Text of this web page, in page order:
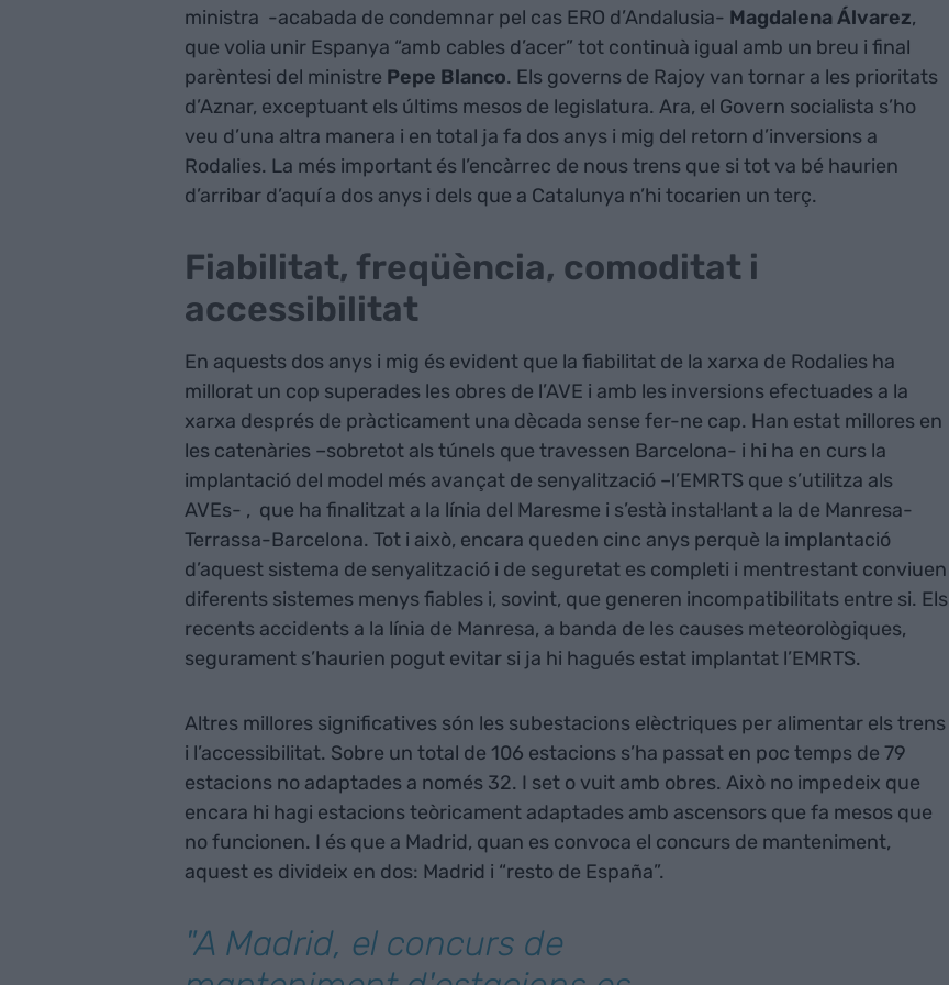
ministra -acabada de condemnar pel cas ERO d’Andalusia- Magdalena Álvarez,
que volia unir Espanya “amb cables d’acer” tot continuà igual amb un breu i final
parèntesi del ministre Pepe Blanco. Els governs de Rajoy van tornar a les prioritats
d’Aznar, exceptuant els últims mesos de legislatura. Ara, el Govern socialista s’ho
veu d’una altra manera i en total ja fa dos anys i mig del retorn d’inversions a
Rodalies. La més important és l’encàrrec de nous trens que si tot va bé haurien
d’arribar d’aquí a dos anys i dels que a Catalunya n’hi tocarien un terç.
Fiabilitat, freqüència, comoditat i
accessibilitat
En aquests dos anys i mig és evident que la fiabilitat de la xarxa de Rodalies ha
millorat un cop superades les obres de l’AVE i amb les inversions efectuades a la
xarxa després de pràcticament una dècada sense fer-ne cap. Han estat millores en
les catenàries –sobretot als túnels que travessen Barcelona- i hi ha en curs la
implantació del model més avançat de senyalització –l’EMRTS que s’utilitza als
AVEs- , que ha finalitzat a la línia del Maresme i s’està instal·lant a la de Manresa-
Terrassa-Barcelona. Tot i això, encara queden cinc anys perquè la implantació
d’aquest sistema de senyalització i de seguretat es completi i mentrestant conviuen
diferents sistemes menys fiables i, sovint, que generen incompatibilitats entre si. Els
recents accidents a la línia de Manresa, a banda de les causes meteorològiques,
segurament s’haurien pogut evitar si ja hi hagués estat implantat l’EMRTS.
Altres millores significatives són les subestacions elèctriques per alimentar els trens
i l’accessibilitat. Sobre un total de 106 estacions s’ha passat en poc temps de 79
estacions no adaptades a només 32. I set o vuit amb obres. Això no impedeix que
encara hi hagi estacions teòricament adaptades amb ascensors que fa mesos que
no funcionen. I és que a Madrid, quan es convoca el concurs de manteniment,
aquest es divideix en dos: Madrid i “resto de España”.
"A Madrid, el concurs de